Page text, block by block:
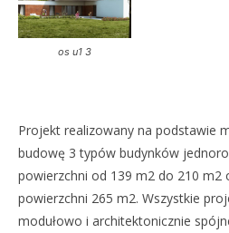
os u1 3
Projekt realizowany na podstawie
budowę 3 typów budynków
powierzchni od 139 m2 do 210 m2
powierzchni 265 m2. Wszystkie
modułowo i architektonicznie